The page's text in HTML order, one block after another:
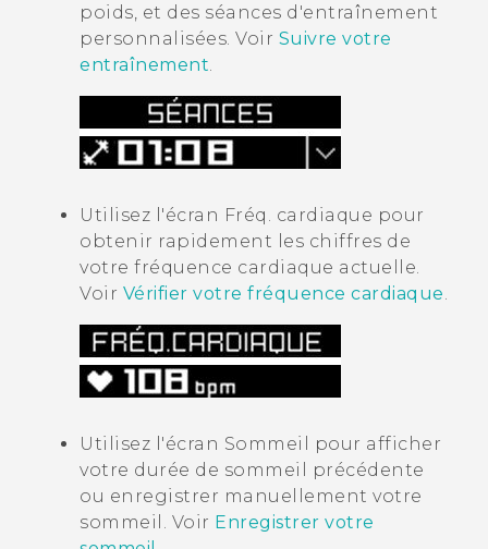
poids, et des séances d'entraînement
personnalisées. Voir Suivre votre
entraînement.
Utilisez l'écran Fréq. cardiaque pour
obtenir rapidement les chiffres de
votre fréquence cardiaque actuelle.
Voir Vérifier votre fréquence cardiaque.
Utilisez l'écran Sommeil
pour afficher
votre durée de sommeil précédente
ou enregistrer manuellement votre
sommeil. Voir Enregistrer votre